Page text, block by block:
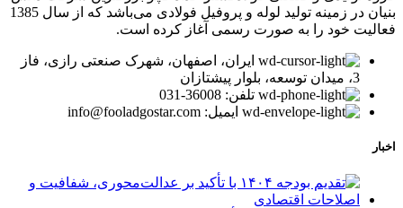
بنیان در زمینه تولید لوله و پروفیل فولادی می‌باشد که از سال 1385
فعالیت خود را به صورت رسمی آغاز کرده است.
ایران، اصفهان، شهرک صنعتی رازی، فاز
3، میدان توسعه، بلوار پیشتازان
تلفن: 36008-031
ایمیل: info@fooladgostar.com
اخبار